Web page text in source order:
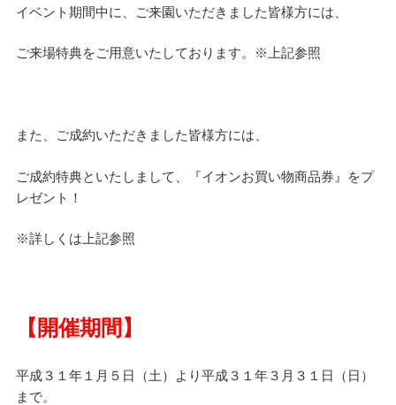
イベント期間中に、ご来園いただきました皆様方には、
ご来場特典をご用意いたしております。※上記参照
また、ご成約いただきました皆様方には、
ご成約特典といたしまして、『イオンお買い物商品券』をプ
レゼント！
※詳しくは上記参照
【開催期間】
平成３１年１月５日（土）より平成３１年３月３１日（日）
まで。